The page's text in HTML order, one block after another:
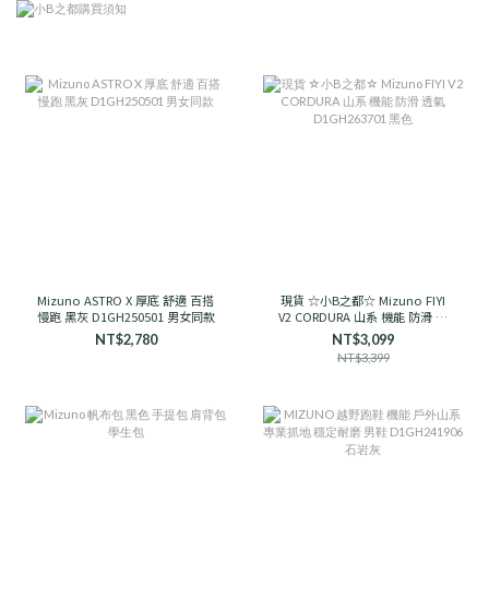
Mizuno ASTRO X 厚底 舒適 百搭
慢跑 黑灰 D1GH250501 男女同款
NT$2,780
現貨 ☆小B之都☆ Mizuno FIYI
V2 CORDURA 山系 機能 防滑 透
氣 D1GH263701 黑色
NT$3,099
NT$3,399